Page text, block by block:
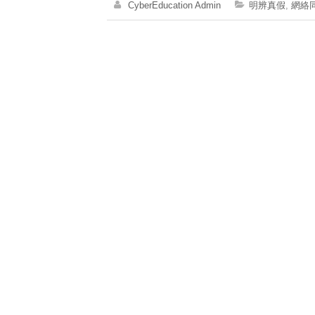
CyberEducation Admin 明辨真假, 網絡